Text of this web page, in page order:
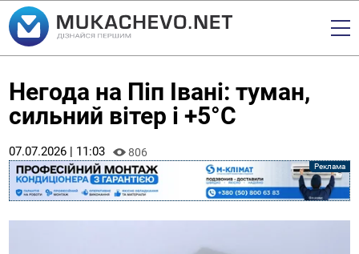
Негода на Піп Івані: туман,
сильний вітер і +5°C
07.07.2026 | 11:03 806